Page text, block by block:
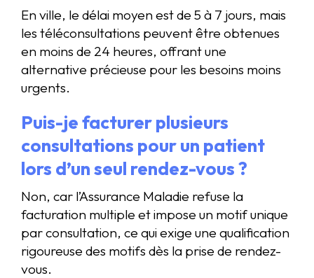
En ville, le délai moyen est de 5 à 7 jours, mais
les téléconsultations peuvent être obtenues
en moins de 24 heures, offrant une
alternative précieuse pour les besoins moins
urgents.
Puis-je facturer plusieurs
consultations pour un patient
lors d’un seul rendez-vous ?
Non, car l’Assurance Maladie refuse la
facturation multiple et impose un motif unique
par consultation, ce qui exige une qualification
rigoureuse des motifs dès la prise de rendez-
vous.